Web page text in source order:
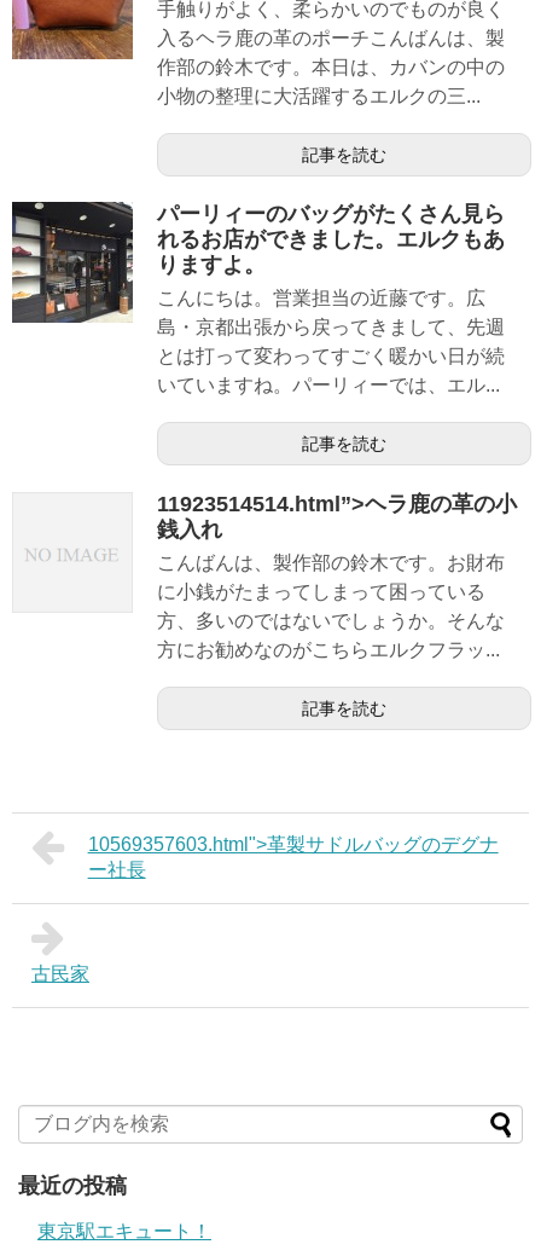
手触りがよく、柔らかいのでものが良く
入るヘラ鹿の革のポーチこんばんは、製
作部の鈴木です。本日は、カバンの中の
小物の整理に大活躍するエルクの三...
記事を読む
パーリィーのバッグがたくさん見ら
れるお店ができました。エルクもあ
りますよ。
こんにちは。営業担当の近藤です。広
島・京都出張から戻ってきまして、先週
とは打って変わってすごく暖かい日が続
いていますね。パーリィーでは、エル...
記事を読む
11923514514.html”>ヘラ鹿の革の小
銭入れ
こんばんは、製作部の鈴木です。お財布
に小銭がたまってしまって困っている
方、多いのではないでしょうか。そんな
方にお勧めなのがこちらエルクフラッ...
記事を読む
10569357603.html">革製サドルバッグのデグナ
ー社長
古民家
最近の投稿
東京駅エキュート！